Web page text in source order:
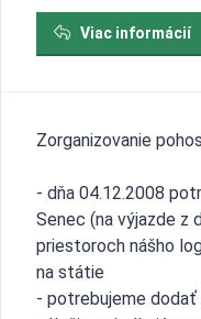
Viac informácií
Zorganizovanie
- dňa 04.12.2008
Senec (na výjazde z
priestoroch nášho
na státie
- potrebujeme